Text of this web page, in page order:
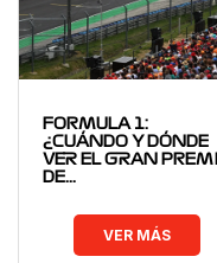
FORMULA 1:
¿CUÁNDO Y DÓNDE
VER EL GRAN
DE…
VER MÁS